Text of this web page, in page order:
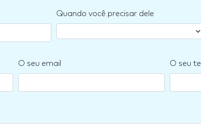
Quando você precisar dele
O seu email O seu